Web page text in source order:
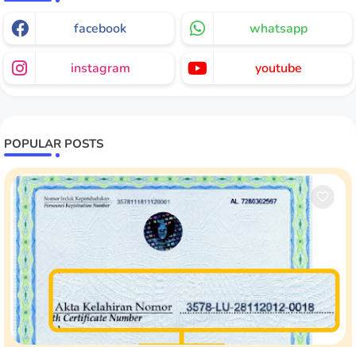
facebook whatsapp
instagram youtube
POPULAR POSTS